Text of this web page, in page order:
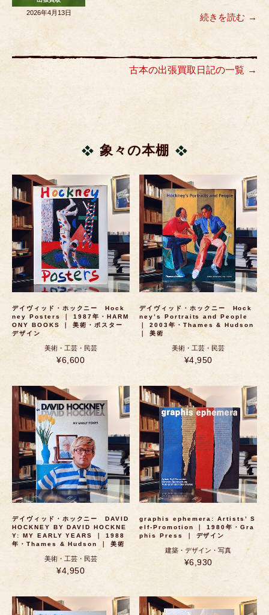
続きを読む
2026年4月13日
古本の出張買取日記の一覧
象々の本棚
デイヴィッド・ホックニー Hock
ney Posters ｜ 1987年・HARM
ONY BOOKS ｜ 美術・ポスター
デザイン
美術・工芸・民芸
¥6,600
デイヴィッド・ホックニー Hock
ney’s Portraits and People
｜ 2003年・Thames & Hudson
｜ 美術
美術・工芸・民芸
¥4,950
デイヴィッド・ホックニー DAVID
HOCKNEY BY DAVID HOCKNE
Y: MY EARLY YEARS ｜ 1988
年・Thames & Hudson ｜ 美術
美術・工芸・民芸
¥4,950
graphis ephemera: Artists’ S
elf-Promotion ｜ 1980年・Gra
phis Press ｜ デザイン
建築・デザイン・写真
¥6,930